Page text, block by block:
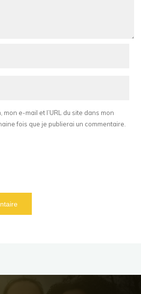
mon e-mail et l’URL du site dans mon
fois que je publierai un commentaire.